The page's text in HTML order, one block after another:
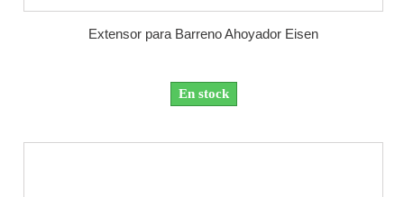
Extensor para Barreno Ahoyador Eisen
En stock